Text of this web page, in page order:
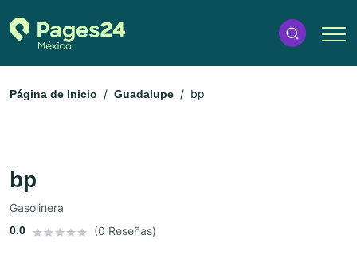
Página de Inicio Guadalupe bp
bp
Gasolinera
0.0 (0 Reseñas)